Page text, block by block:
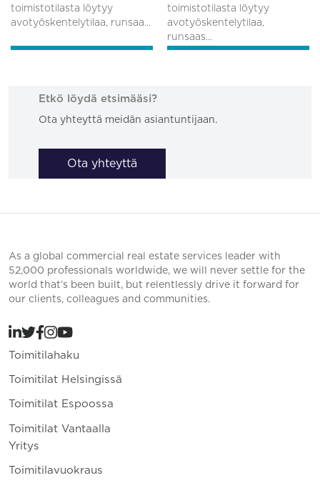
toimistotilasta löytyy
avotyöskentelytilaa, runsaa...
toimistotilasta löytyy
avotyöskentelytilaa,
runsaas...
Etkö löydä etsimääsi?
Ota yhteyttä meidän asiantuntijaan.
Ota yhteyttä
As a global commercial real estate services leader with
52,000 professionals worldwide, we will never settle for the
world that’s been built, but relentlessly drive it forward for
our clients, colleagues and communities.
Toimitilahaku
Toimitilat Helsingissä
Toimitilat Espoossa
Toimitilat Vantaalla
Yritys
Toimitilavuokraus